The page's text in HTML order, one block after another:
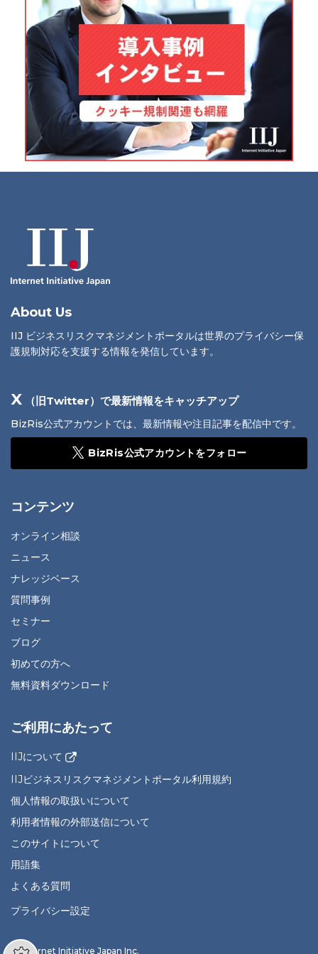
About Us
IIJ ビジネスリスクマネジメントポータルは世界のプライバシー保
護規制対応を支援する情報を発信しています。
X （旧Twitter）で最新情報をキャッチアップ
BizRis公式アカウントでは、最新情報や注目記事を配信中です。
BizRis公式アカウントをフォロー
コンテンツ
オンライン相談
ニュース
ナレッジベース
質問事例
セミナー
ブログ
初めての方へ
無料資料ダウンロード
ご利用にあたって
IIJについて
IIJビジネスリスクマネジメントポータル利用規約
個人情報の取扱いについて
利用者情報の外部送信について
このサイトについて
用語集
よくある質問
プライバシー設定
© Internet Initiative Japan Inc.